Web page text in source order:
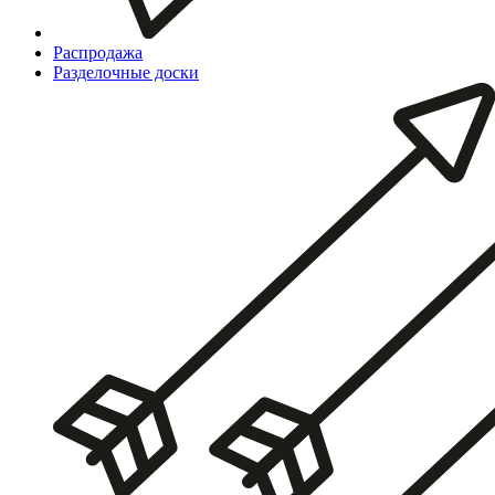
Распродажа
Разделочные доски